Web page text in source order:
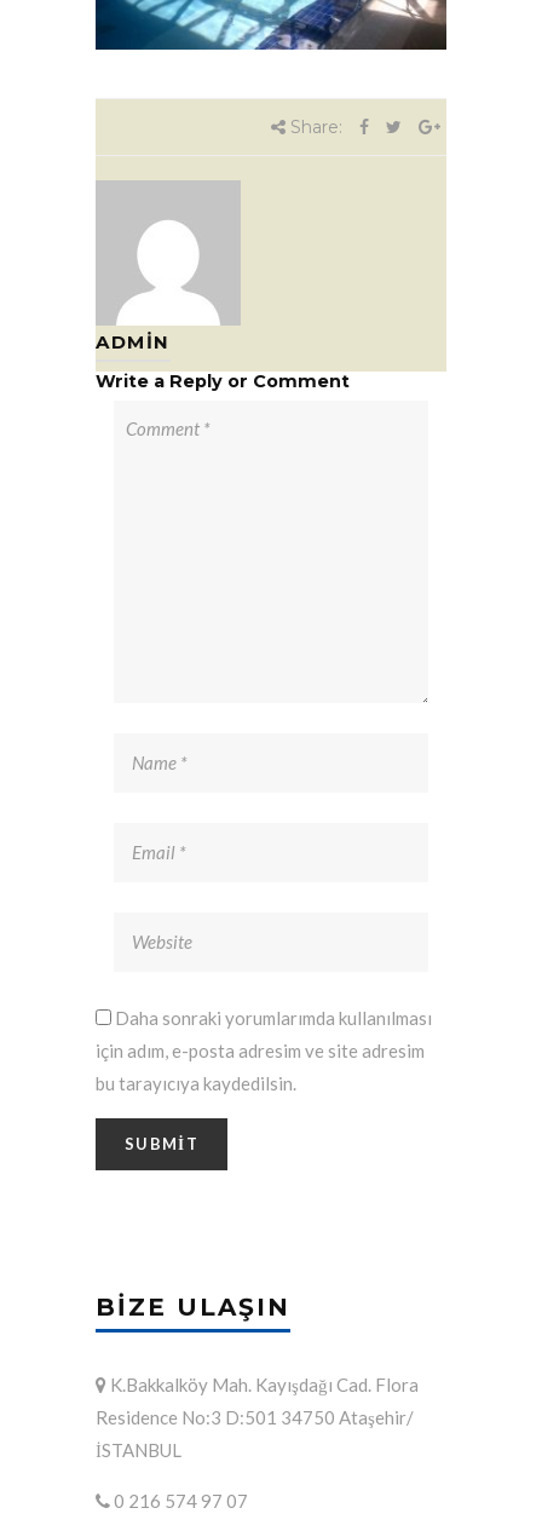
Share:
ADMIN
Write a Reply or Comment
Daha sonraki yorumlarımda kullanılması
için adım, e-posta adresim ve site adresim
bu tarayıcıya kaydedilsin.
BIZE ULAŞIN
K.Bakkalköy Mah. Kayışdağı Cad. Flora
Residence No:3 D:501 34750 Ataşehir/
İSTANBUL
0 216 574 97 07